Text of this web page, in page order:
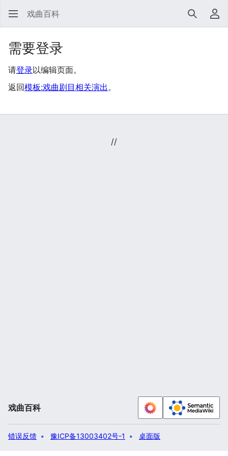
戏曲百科 搜索 用
需要登录
请登录以编辑页面。
返回模板:戏曲剧目相关演出。
//
戏曲百科
错误反馈 豫ICP备13003402号-1 桌面版